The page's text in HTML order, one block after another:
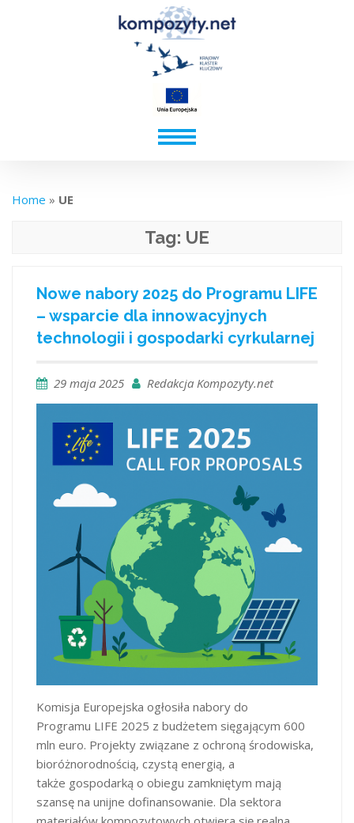
Home » UE
Tag: UE
Nowe nabory 2025 do Programu LIFE
– wsparcie dla innowacyjnych
technologii i gospodarki cyrkularnej
29 maja 2025 Redakcja Kompozyty.net
Komisja Europejska ogłosiła nabory do
Programu LIFE 2025 z budżetem sięgającym 600
mln euro. Projekty związane z ochroną środowiska,
bioróżnorodnością, czystą energią, a
także gospodarką o obiegu zamkniętym mają
szansę na unijne dofinansowanie. Dla sektora